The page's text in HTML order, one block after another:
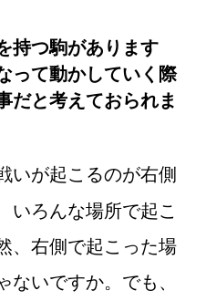
持つ駒があります
って動かしていく際
だと考えておられま
いが起こるのが右側
いろんな場所で起こ
、右側で起こった場
いですか。でも、